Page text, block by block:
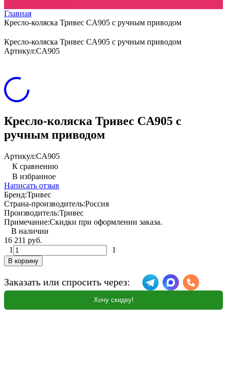
Главная
Кресло-коляска Тривес CА905 с ручным приводом
Кресло-коляска Тривес CА905 с ручным приводом
Артикул:CА905
Кресло-коляска Тривес CА905 с
ручным приводом
Артикул:CА905
К сравнению
В избранное
Написать отзыв
Бренд:Тривес
Страна-производитель:Россия
Производитель:Тривес
Примечание:Скидки при оформлении заказа.
В наличии
16 211 руб.
1
1
В корзину
Заказать или спросить через:
Хочу скидку!